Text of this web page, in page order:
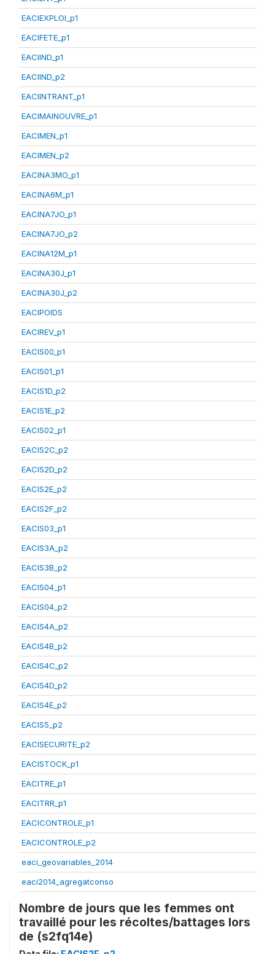
EACIEXPLOI_p1
EACIFETE_p1
EACIIND_p1
EACIIND_p2
EACIINTRANT_p1
EACIMAINOUVRE_p1
EACIMEN_p1
EACIMEN_p2
EACINA3MO_p1
EACINA6M_p1
EACINA7JO_p1
EACINA7JO_p2
EACINA12M_p1
EACINA30J_p1
EACINA30J_p2
EACIPOIDS
EACIREV_p1
EACIS00_p1
EACIS01_p1
EACIS1D_p2
EACIS1E_p2
EACIS02_p1
EACIS2C_p2
EACIS2D_p2
EACIS2E_p2
EACIS2F_p2
EACIS03_p1
EACIS3A_p2
EACIS3B_p2
EACIS04_p1
EACIS04_p2
EACIS4A_p2
EACIS4B_p2
EACIS4C_p2
EACIS4D_p2
EACIS4E_p2
EACIS5_p2
EACISECURITE_p2
EACISTOCK_p1
EACITRE_p1
EACITRR_p1
EACICONTROLE_p1
EACICONTROLE_p2
eaci_geovariables_2014
eaci2014_agregatconso
Nombre de jours que les femmes ont
travaillé pour les récoltes/battages lors
de (s2fq14e)